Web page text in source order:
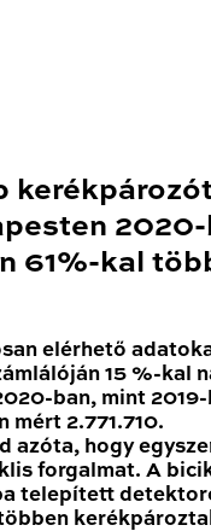
kerékpározót
2020-
61%-kal
elérhető
15 %-kal
ban, mint 2019-
mért 2.771.710.
azóta, hogy
forgalmat. A
telepített